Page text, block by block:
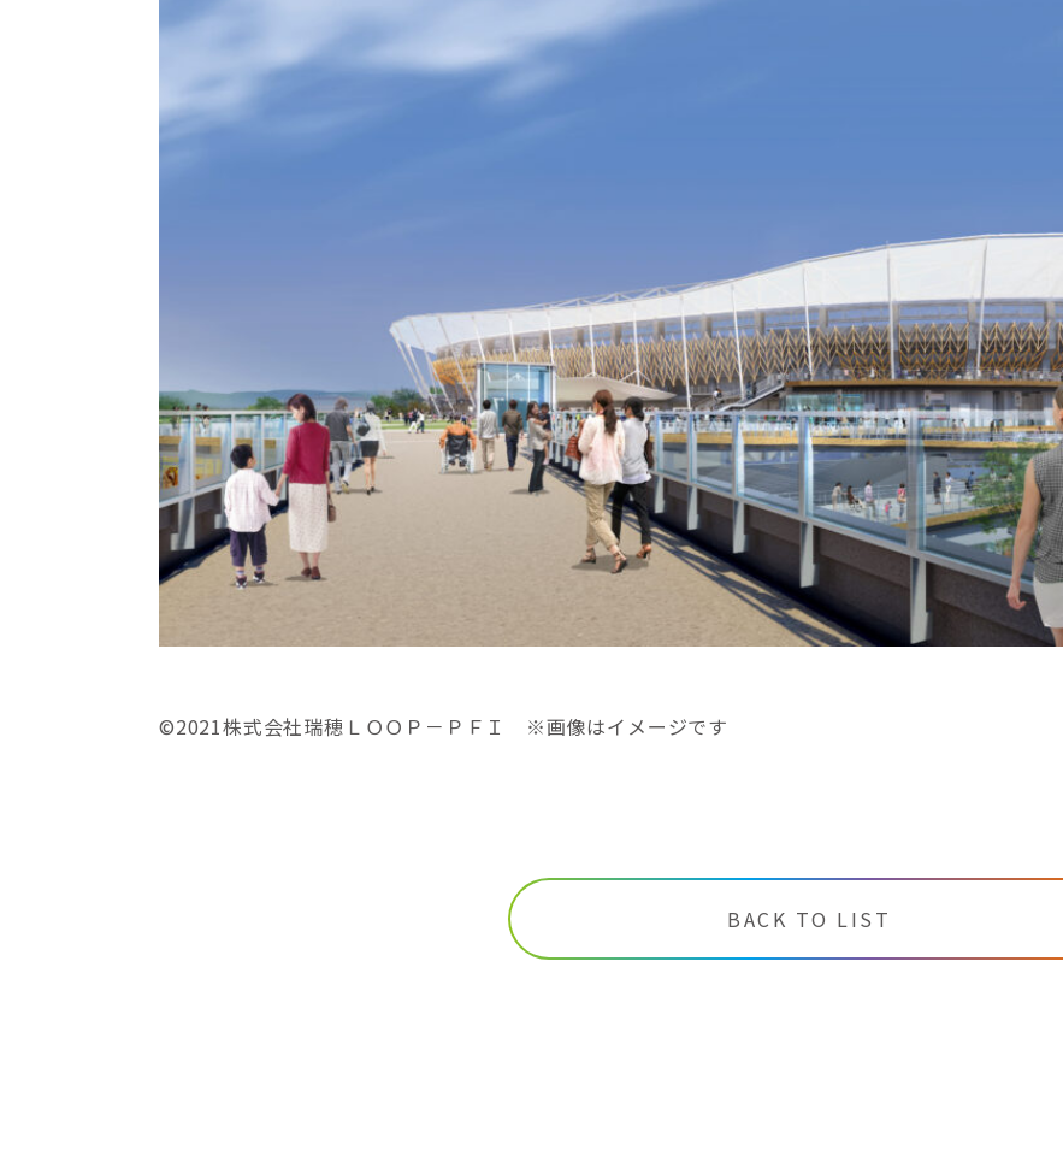
©2021株式会社瑞穂ＬＯＯＰ－ＰＦＩ ※画像はイメージです
BACK TO LIST